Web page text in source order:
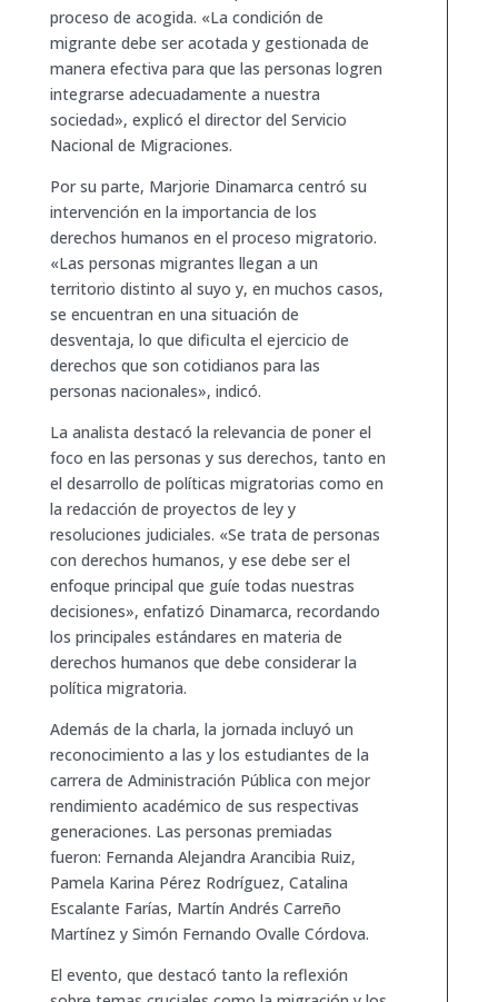
proceso de acogida. «La condición de
migrante debe ser acotada y gestionada de
manera efectiva para que las personas logren
integrarse adecuadamente a nuestra
sociedad», explicó el director del Servicio
Nacional de Migraciones.
Por su parte, Marjorie Dinamarca centró su
intervención en la importancia de los
derechos humanos en el proceso migratorio.
«Las personas migrantes llegan a un
territorio distinto al suyo y, en muchos casos,
se encuentran en una situación de
desventaja, lo que dificulta el ejercicio de
derechos que son cotidianos para las
personas nacionales», indicó.
La analista destacó la relevancia de poner el
foco en las personas y sus derechos, tanto en
el desarrollo de políticas migratorias como en
la redacción de proyectos de ley y
resoluciones judiciales. «Se trata de personas
con derechos humanos, y ese debe ser el
enfoque principal que guíe todas nuestras
decisiones», enfatizó Dinamarca, recordando
los principales estándares en materia de
derechos humanos que debe considerar la
política migratoria.
Además de la charla, la jornada incluyó un
reconocimiento a las y los estudiantes de la
carrera de Administración Pública con mejor
rendimiento académico de sus respectivas
generaciones. Las personas premiadas
fueron: Fernanda Alejandra Arancibia Ruiz,
Pamela Karina Pérez Rodríguez, Catalina
Escalante Farías, Martín Andrés Carreño
Martínez y Simón Fernando Ovalle Córdova.
El evento, que destacó tanto la reflexión